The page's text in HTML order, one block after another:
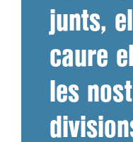
junts,
caure
les